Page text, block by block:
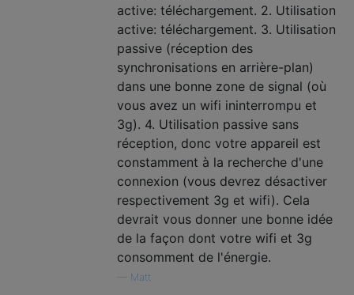
active: téléchargement. 2. Utilisation
active: téléchargement. 3. Utilisation
passive (réception des
synchronisations en arrière-plan)
dans une bonne zone de signal (où
vous avez un wifi ininterrompu et
3g). 4. Utilisation passive sans
réception, donc votre appareil est
constamment à la recherche d'une
connexion (vous devrez désactiver
respectivement 3g et wifi). Cela
devrait vous donner une bonne idée
de la façon dont votre wifi et 3g
consomment de l'énergie.
Matt